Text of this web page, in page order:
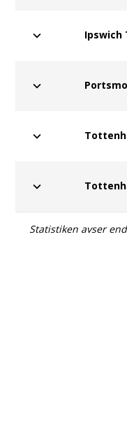
Ipswich
Statistiken avser